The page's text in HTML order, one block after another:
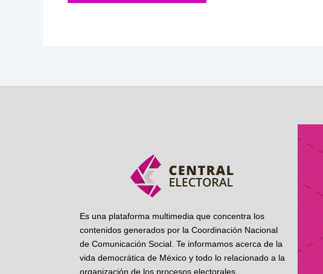
Es una plataforma multimedia que concentra los
contenidos generados por la Coordinación Nacional
de Comunicación Social. Te informamos acerca de la
vida democrática de México y todo lo relacionado a la
organización de los procesos electorales